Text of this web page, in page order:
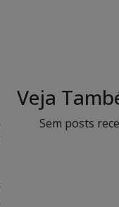
Veja
Sem posts